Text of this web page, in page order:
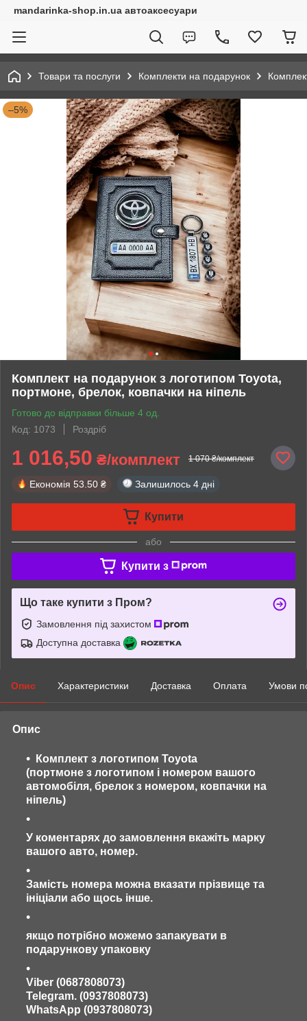
mandarinka-shop.in.ua автоаксесуари
Товари та послуги Комплекти на подарунок
–5%
Комплект на подарунок з логотипом Toyota,
портмоне, брелок, ковпачки на ніпель
Готово до відправки більше 4 од.
Код: 1073
Роздріб
1 016,50 ₴/комплект 1 070 ₴/комплект
Економія 53.50 ₴ Залишилось 4 дні
Купити
або
Купити з
Що таке купити з Пром?
Замовлення під захистом
Доступна доставка
Опис Характеристики Доставка Оплата Умови
Опис
Комплект з логотипом Toyota
(портмоне з логотипом і номером вашого
автомобіля, брелок з номером, ковпачки на
ніпель)
У коментарях до замовлення вкажіть марку
вашого авто, номер.
Замість номера можна вказати прізвище та
ініціали або щось інше.
якщо потрібно можемо запакувати в
подарункову упаковку
Viber (0687808073)
Telegram. (0937808073)
WhatsApp (0937808073)